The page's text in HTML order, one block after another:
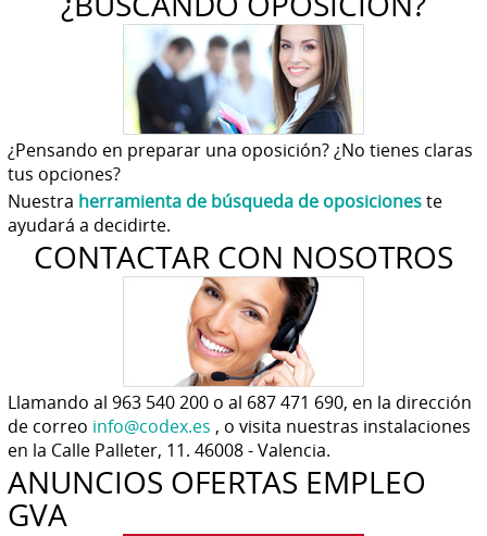
¿Pensando en preparar una oposición? ¿No tienes claras
tus opciones?
Nuestra herramienta de búsqueda de oposicioneste
ayudará a decidirte.
CONTACTAR CON NOSOTROS
Llamando al 963 540 200 o al 687 471 690, en la dirección
de correo info@codex.es , o visita nuestras instalaciones
en la Calle Palleter, 11. 46008 - Valencia.
ANUNCIOS OFERTAS EMPLEO
GVA